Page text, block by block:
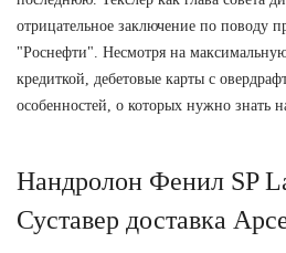
отрицательное заключение по поводу
"Роснефти". Несмотря на максимальную
кредиткой, дебетовые карты с
особенностей, о которых нужно знать
Нандролон Фенил SP
Суставер доставка